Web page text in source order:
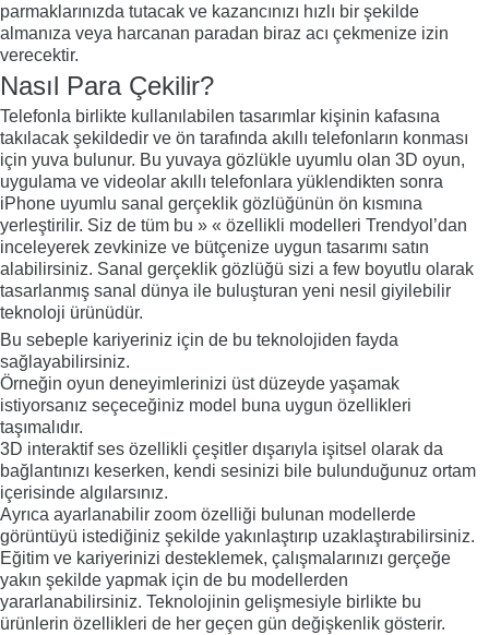
parmaklarınızda tutacak ve kazancınızı hızlı bir şekilde
almanıza veya harcanan paradan biraz acı çekmenize izin
verecektir.
Nasıl Para Çekilir?
Telefonla birlikte kullanılabilen tasarımlar kişinin kafasına
takılacak şekildedir ve ön tarafında akıllı telefonların konması
için yuva bulunur. Bu yuvaya gözlükle uyumlu olan 3D oyun,
uygulama ve videolar akıllı telefonlara yüklendikten sonra
iPhone uyumlu sanal gerçeklik gözlüğünün ön kısmına
yerleştirilir. Siz de tüm bu » « özellikli modelleri Trendyol’dan
inceleyerek zevkinize ve bütçenize uygun tasarımı satın
alabilirsiniz. Sanal gerçeklik gözlüğü sizi a few boyutlu olarak
tasarlanmış sanal dünya ile buluşturan yeni nesil giyilebilir
teknoloji ürünüdür.
Bu sebeple kariyeriniz için de bu teknolojiden fayda
sağlayabilirsiniz.
Örneğin oyun deneyimlerinizi üst düzeyde yaşamak
istiyorsanız seçeceğiniz model buna uygun özellikleri
taşımalıdır.
3D interaktif ses özellikli çeşitler dışarıyla işitsel olarak da
bağlantınızı keserken, kendi sesinizi bile bulunduğunuz ortam
içerisinde algılarsınız.
Ayrıca ayarlanabilir zoom özelliği bulunan modellerde
görüntüyü istediğiniz şekilde yakınlaştırıp uzaklaştırabilirsiniz.
Eğitim ve kariyerinizi desteklemek, çalışmalarınızı gerçeğe
yakın şekilde yapmak için de bu modellerden
yararlanabilirsiniz. Teknolojinin gelişmesiyle birlikte bu
ürünlerin özellikleri de her geçen gün değişkenlik gösterir.